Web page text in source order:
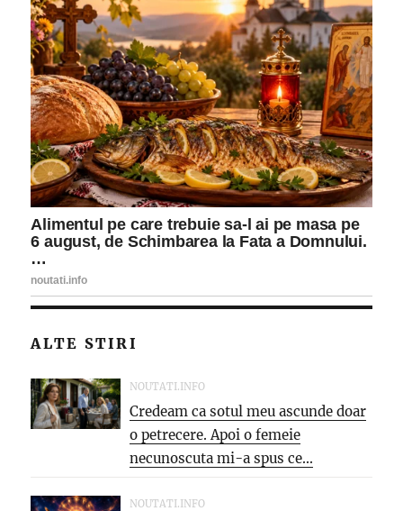
ALTE STIRI
NOUTATI.INFO
Credeam ca sotul meu ascunde doar
o petrecere. Apoi o femeie
necunoscuta mi-a spus ce...
NOUTATI.INFO